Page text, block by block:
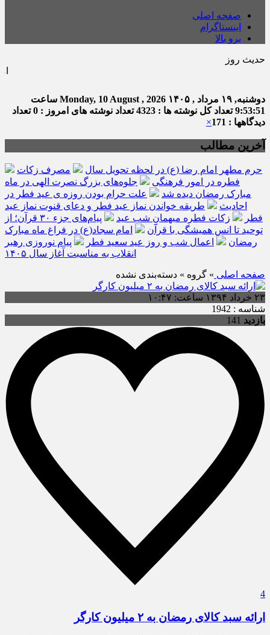
صفحه اصلی
اینستاگرام
برو بالا
حدیث روز
امام
دوشنبه, ۱۹ مرداد , ۱۴۰۵ Monday, 10 August , 2026 ساعت
9:53:52تعداد کل نوشته ها : 4323 تعداد نوشته های امروز : 0
تعداد
دیدگاهها : 171
×
آخرین مطالب
حرم مطهر امام رضا (ع) در لحظه تحویل سال
مصرف زکات
فطره در امور فرهنگی
جلوه‌های بزرگ نصرت الهی در ماه
مبارک رمضان دیده شد
علت حرام بودن روزه ی عید فطر در
احادیث
طریقه خواندن نماز عید فطر و دعای قنوت نماز عید
فطر
زکات فطره میهمانِ شب عید
پیام‌های جزء ۳۰ قرآن؛ از
توحید تا انس همیشگی با قرآن
امام سجاد(ع) در فراغ ماه مبارک
رمضان
اعمال شب و روز عید سعید فطر
پیام نوروزی رهبر
انقلاب به مناسبت آغاز سال ۱۴۰۵
صفحه اصلی » گروه » دسته‌بندی نشده
۲۳ خرداد ۱۳۹۴ ساعت: ۱۰:۴۷
شناسه : 1942
بازدید 141
4
ارائه سبد کالای رمضان به ۲ میلیون کارگر